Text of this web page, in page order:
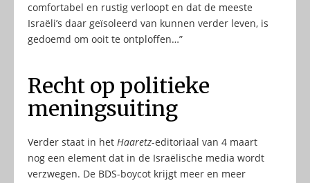
comfortabel en rustig verloopt en dat de meeste
Israëli’s daar geïsoleerd van kunnen verder leven, is
gedoemd om ooit te ontploffen…”
Recht op politieke
meningsuiting
Verder staat in het Haaretz-editoriaal van 4 maart
nog een element dat in de Israëlische media wordt
verzwegen. De BDS-boycot krijgt meer en meer